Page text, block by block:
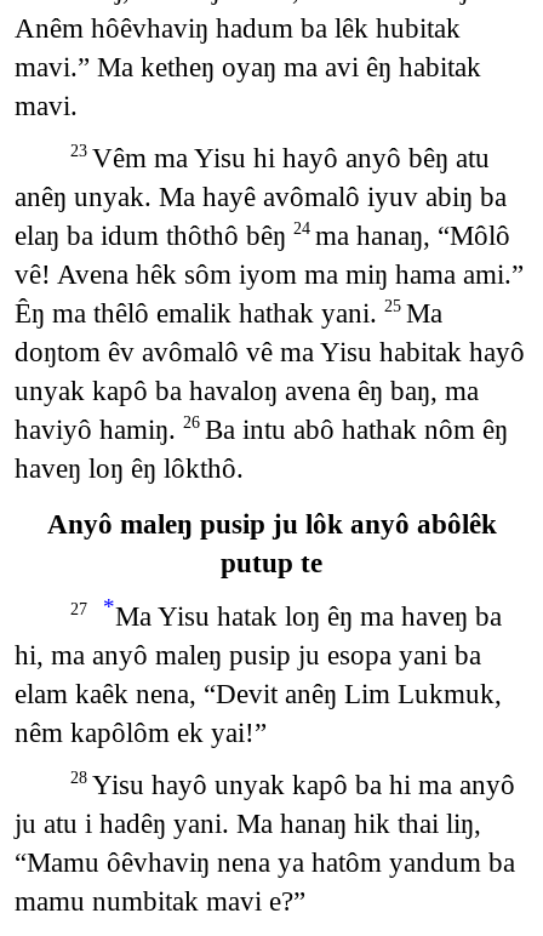
Anêm hôêvhaviŋ hadum ba lêk hubitak
mavi.” Ma ketheŋ oyaŋ ma avi êŋ habitak
mavi.
23 Vêm ma Yisu hi hayô anyô bêŋ atu
anêŋ unyak. Ma hayê avômalô iyuv abiŋ ba
elaŋ ba idum thôthô bêŋ 24 ma hanaŋ, “Môlô
vê! Avena hêk sôm iyom ma miŋ hama ami.”
Êŋ ma thêlô emalik hathak yani. 25 Ma
doŋtom êv avômalô vê ma Yisu habitak hayô
unyak kapô ba havaloŋ avena êŋ baŋ, ma
haviyô hamiŋ. 26 Ba intu abô hathak nôm êŋ
haveŋ loŋ êŋ lôkthô.
Anyô maleŋ pusip ju lôk anyô abôlêk
putup te
27 *Ma Yisu hatak loŋ êŋ ma haveŋ ba
hi, ma anyô maleŋ pusip ju esopa yani ba
elam kaêk nena, “Devit anêŋ Lim Lukmuk,
nêm kapôlôm ek yai!”
28 Yisu hayô unyak kapô ba hi ma anyô
ju atu i hadêŋ yani. Ma hanaŋ hik thai liŋ,
“Mamu ôêvhaviŋ nena ya hatôm yandum ba
mamu numbitak mavi e?”